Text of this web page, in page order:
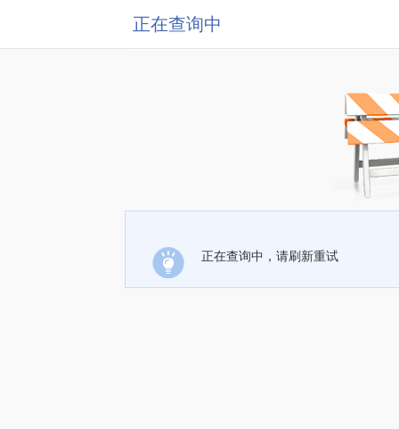
正在查询中
正在查询中，请刷新重试